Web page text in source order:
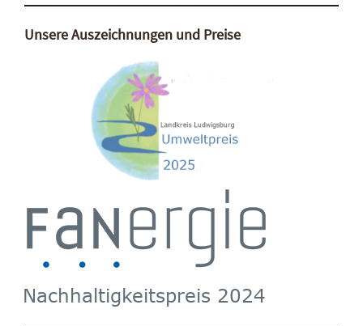
Unsere Auszeichnungen und Preise